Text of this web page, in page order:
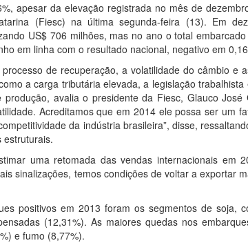
apesar da elevação registrada no mês de
(Fiesc) na última segunda-feira (13). Em
US$ 706 milhões, mas no ano o total
em linha com o resultado nacional, negativo em
de recuperação, a volatilidade do câmbio e
a carga tributária elevada, a legislação trabalhista
avalia o presidente da Fiesc, Glauco José
Acreditamos que em 2014 ele possa ser um
da indústria brasileira”, disse,
estruturais.
uma retomada das vendas internacionais em
sinalizações, temos condições de voltar a exportar
positivos em 2013 foram os segmentos de soja,
(12,31%). As maiores quedas nos
e fumo (8,77%).